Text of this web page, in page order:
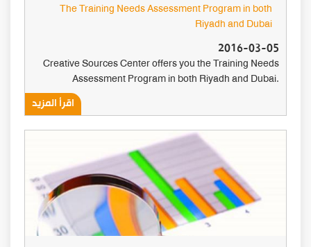
The Training Needs Assessment Program in both
Riyadh and Dubai
2016-03-05
Creative Sources Center offers you the Training Needs
Assessment Program in both Riyadh and Dubai.
اقرأ المزيد